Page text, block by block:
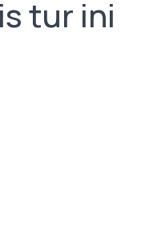
tur ini